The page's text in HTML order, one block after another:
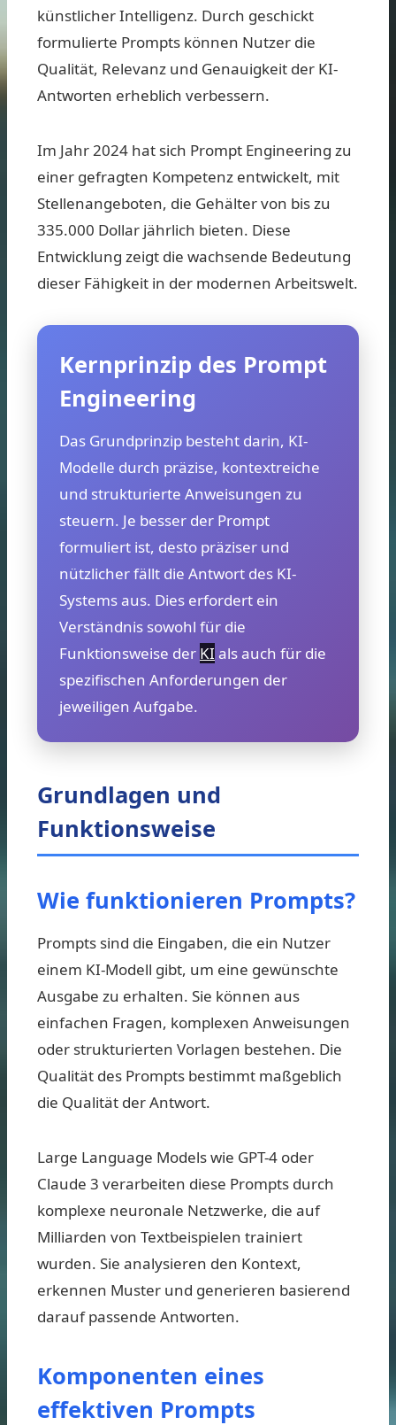
künstlicher Intelligenz. Durch geschickt
formulierte Prompts können Nutzer die
Qualität, Relevanz und Genauigkeit der KI-
Antworten erheblich verbessern.
Im Jahr 2024 hat sich Prompt Engineering zu
einer gefragten Kompetenz entwickelt, mit
Stellenangeboten, die Gehälter von bis zu
335.000 Dollar jährlich bieten. Diese
Entwicklung zeigt die wachsende Bedeutung
dieser Fähigkeit in der modernen Arbeitswelt.
Kernprinzip des Prompt
Engineering
Das Grundprinzip besteht darin, KI-
Modelle durch präzise, kontextreiche
und strukturierte Anweisungen zu
steuern. Je besser der Prompt
formuliert ist, desto präziser und
nützlicher fällt die Antwort des KI-
Systems aus. Dies erfordert ein
Verständnis sowohl für die
Funktionsweise der KI als auch für die
spezifischen Anforderungen der
jeweiligen Aufgabe.
Grundlagen und
Funktionsweise
Wie funktionieren Prompts?
Prompts sind die Eingaben, die ein Nutzer
einem KI-Modell gibt, um eine gewünschte
Ausgabe zu erhalten. Sie können aus
einfachen Fragen, komplexen Anweisungen
oder strukturierten Vorlagen bestehen. Die
Qualität des Prompts bestimmt maßgeblich
die Qualität der Antwort.
Large Language Models wie GPT-4 oder
Claude 3 verarbeiten diese Prompts durch
komplexe neuronale Netzwerke, die auf
Milliarden von Textbeispielen trainiert
wurden. Sie analysieren den Kontext,
erkennen Muster und generieren basierend
darauf passende Antworten.
Komponenten eines
effektiven Prompts